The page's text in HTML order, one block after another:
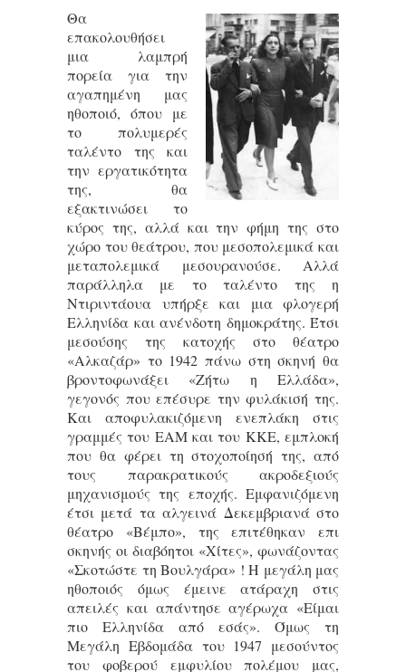
Θα
επακολουθήσει
μια λαμπρή
πορεία για την
αγαπημένη μας
ηθοποιό, όπου με
το πολυμερές
ταλέντο της και
την εργατικότητα
της, θα
εξακτινώσει το
κύρος της, αλλά και την φήμη της στο
χώρο του θεάτρου, που μεσοπολεμικά και
μεταπολεμικά μεσουρανούσε. Αλλά
παράλληλα με το ταλέντο της η
Ντιριντάουα υπήρξε και μια φλογερή
Ελληνίδα και ανένδοτη δημοκράτης. Έτσι
μεσούσης της κατοχής στο θέατρο
«Αλκαζάρ» το 1942 πάνω στη σκηνή θα
βροντοφωνάξει «Ζήτω η Ελλάδα»,
γεγονός που επέσυρε την φυλάκισή της.
Και αποφυλακιζόμενη ενεπλάκη στις
γραμμές του ΕΑΜ και του ΚΚΕ, εμπλοκή
που θα φέρει τη στοχοποίησή της, από
τους παρακρατικούς ακροδεξιούς
μηχανισμούς της εποχής. Εμφανιζόμενη
έτσι μετά τα αλγεινά Δεκεμβριανά στο
θέατρο «Βέμπο», της επιτέθηκαν επι
σκηνής οι διαβόητοι «Χίτες», φωνάζοντας
«Σκοτώστε τη Βουλγάρα» ! Η μεγάλη μας
ηθοποιός όμως έμεινε ατάραχη στις
απειλές και απάντησε αγέρωχα «Είμαι
πιο Ελληνίδα από εσάς». Όμως τη
Μεγάλη Εβδομάδα του 1947 μεσούντος
του φοβερού εμφυλίου πολέμου μας,